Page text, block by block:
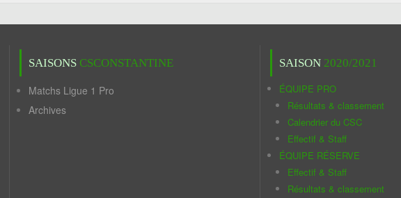
SAISONS CSCONSTANTINE
Matchs Ligue 1 Pro
Archives
SAISON 2020/2021
ÉQUIPE PRO
Résultats & classement
Calendrier du CSC
Effectif & Staff
ÉQUIPE RÉSERVE
Effectif & Staff
Résultats & classement